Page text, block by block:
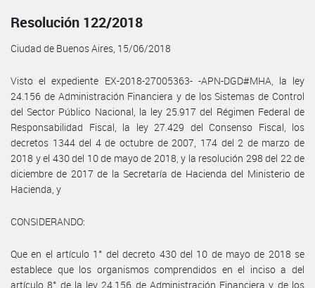
Resolución 122/2018
Ciudad de Buenos Aires, 15/06/2018
Visto el expediente EX-2018-27005363- -APN-DGD#MHA, la ley
24.156 de Administración Financiera y de los Sistemas de Control
del Sector Público Nacional, la ley 25.917 del Régimen Federal de
Responsabilidad Fiscal, la ley 27.429 del Consenso Fiscal, los
decretos 1344 del 4 de octubre de 2007, 174 del 2 de marzo de
2018 y el 430 del 10 de mayo de 2018, y la resolución 298 del 22 de
diciembre de 2017 de la Secretaría de Hacienda del Ministerio de
Hacienda, y
CONSIDERANDO:
Que en el artículo 1° del decreto 430 del 10 de mayo de 2018 se
establece que los organismos comprendidos en el inciso a del
artículo 8° de la ley 24.156 de Administración Financiera y de los